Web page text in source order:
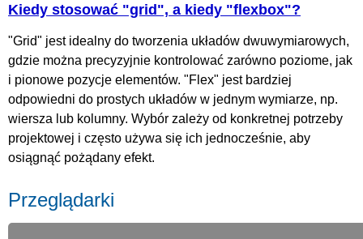
Kiedy stosować "grid", a kiedy "flexbox"?
"Grid" jest idealny do tworzenia układów dwuwymiarowych,
gdzie można precyzyjnie kontrolować zarówno poziome, jak
i pionowe pozycje elementów. "Flex" jest bardziej
odpowiedni do prostych układów w jednym wymiarze, np.
wiersza lub kolumny. Wybór zależy od konkretnej potrzeby
projektowej i często używa się ich jednocześnie, aby
osiągnąć pożądany efekt.
Przeglądarki